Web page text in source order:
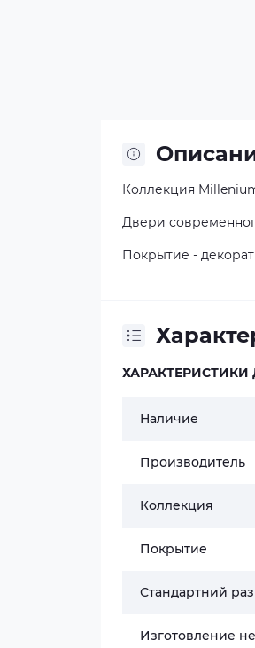
Коллекция
Двери
Покрытие -
ХАРАКТЕРИСТИКИ
Наличие
Производитель
Коллекция
Покрытие
Стандартний
Изготовление